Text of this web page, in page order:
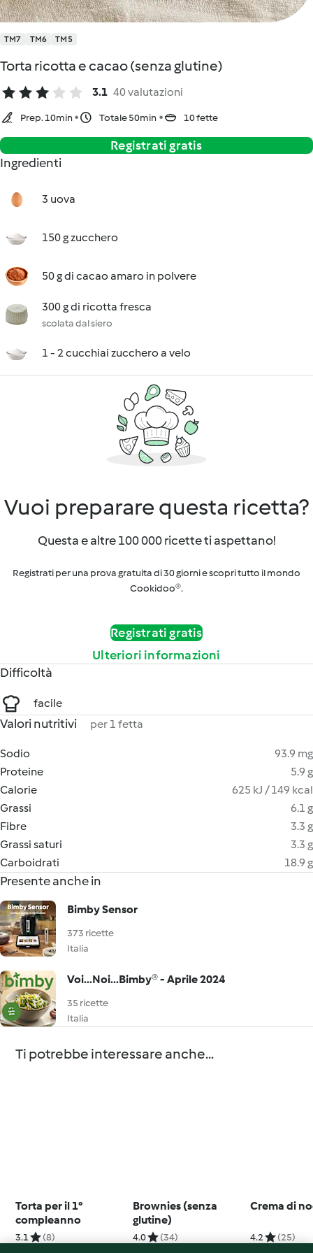
TM7 TM6 TM5
Torta ricotta e cacao (senza glutine)
3.1 40 valutazioni
Prep. 10min Totale 50min 10 fette
Registrati gratis
Ingredienti
3 uova
150 g zucchero
50 g di cacao amaro in polvere
300 g di ricotta fresca
scolata dal siero
1 - 2 cucchiai zucchero a velo
Vuoi preparare questa ricetta?
Questa e altre 100 000 ricette ti aspettano!
Registrati per una prova gratuita di 30 giorni e scopri tutto il mondo
Cookidoo®.
Registrati gratis
Ulteriori informazioni
Difficoltà
facile
Valori nutritivi per 1 fetta
Sodio
93.9 mg
Proteine
5.9 g
Calorie
625 kJ / 149 kcal
Grassi
6.1 g
Fibre
3.3 g
Grassi saturi
3.3 g
Carboidrati
18.9 g
Presente anche in
Bimby Sensor
373 ricette
Italia
Voi...Noi...Bimby® - Aprile 2024
35 ricette
Italia
Ti potrebbe interessare anche...
Torta per il 1°
compleanno
3.1 (8)
Brownies (senza
glutine)
4.0 (34)
Crema di
4.2 (25)